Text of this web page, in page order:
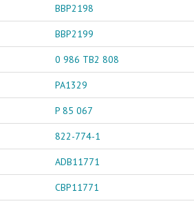
BBP2198
BBP2199
0 986 TB2 808
PA1329
P 85 067
822-774-1
ADB11771
CBP11771